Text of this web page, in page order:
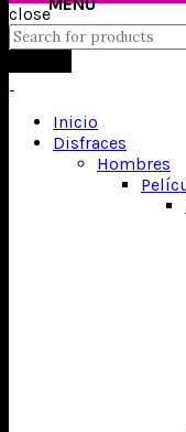
close
Inicio
Disfraces
Hombres